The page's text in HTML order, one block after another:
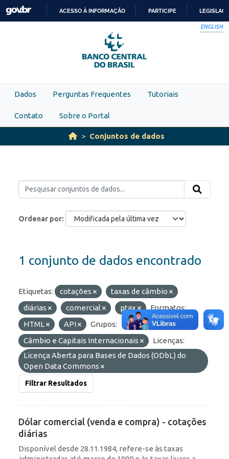
Skip to main content
PARA
O
CONTEÚDO
ACESSO À INFORMAÇÃO PARTICIPE
ENGLISH
Dados Perguntas Frequentes Tutoriais
Contato Sobre o Portal
Conjuntos de dados
Ordenar por
1 conjunto de dados encontrado
Etiquetas: cotações
taxas de câmbio
diárias
comercial ptax
Formatos:
HTML
API
Grupos:
Câmbio e Capitais Internacionais
Licenças:
Licença Aberta para Bases de Dados (ODbL) do
Open Data Commons
Filtrar Resultados
Dólar comercial (venda e compra) - cotações
diárias
Disponível desde 28.11.1984, refere-se às taxas